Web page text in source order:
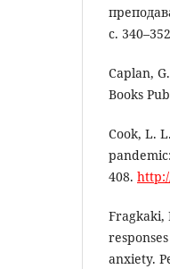
с.
Caplan,
Books
Cook, L.
408.
Fragkaki,
anxiety.